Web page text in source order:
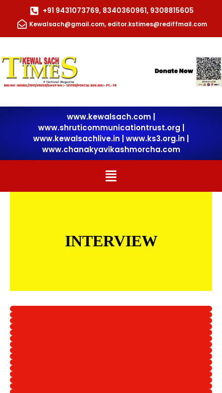
content
+91 9431073769, 8340360961, 9308815605
Kewalsach@gmail.com, editor.kstimes@rediffmail.com
www.kewalsach.com
www.shruticommunicationtrust.org
www.kewalsachlive.in
www.ks3.org.in |
www.chanakyavikashmorcha.com
Menu
INTERVIEW